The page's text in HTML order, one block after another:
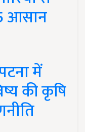
आसान
में
की कृषि